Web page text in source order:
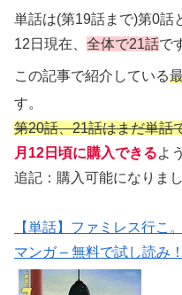
単話は(第19話まで)第0話
12日現在、 全体で21話で
この記事で紹介している
す。
第20話、21話はまだ単話
月12日頃に購入できるよ
追記：購入可能になりま
【単話】ファミレス行こ
マンガ – 無料で試し読み